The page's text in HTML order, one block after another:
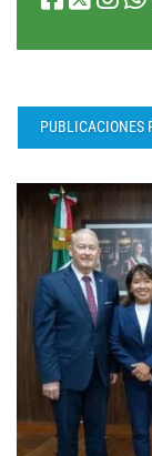
PUBLICACIONES